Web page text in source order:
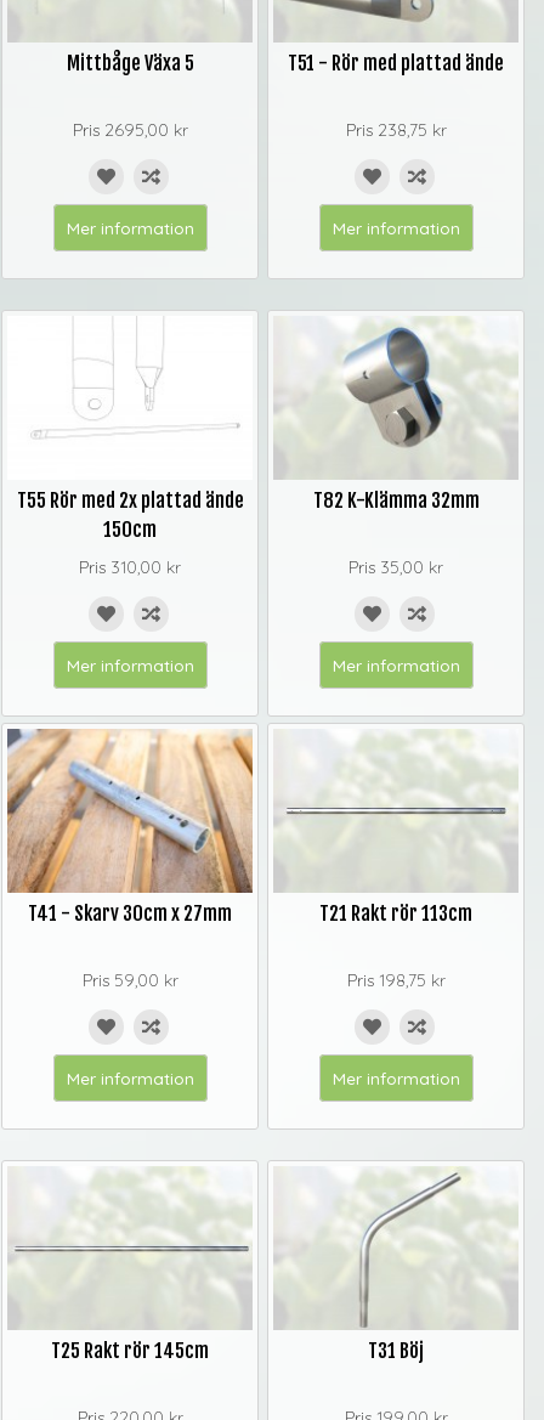
Mittbåge Växa 5
Pris 2695,00 kr
Mer information
T51 - Rör med plattad ände
Pris 238,75 kr
Mer information
T55 Rör med 2x plattad ände
150cm
Pris 310,00 kr
Mer information
T82 K-Klämma 32mm
Pris 35,00 kr
Mer information
T41 - Skarv 30cm x 27mm
Pris 59,00 kr
Mer information
T21 Rakt rör 113cm
Pris 198,75 kr
Mer information
T25 Rakt rör 145cm T31 Böj